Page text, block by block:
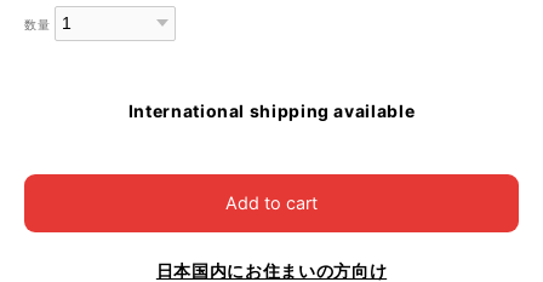
数量
International shipping available
Add to cart
日本国内にお住まいの方向け